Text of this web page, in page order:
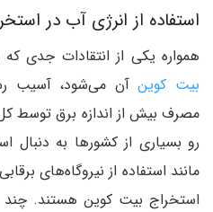
استفاده از انرژی آب در
همواره یکی از انتقادات جدی
بیت کوینآن می‌شود، آسیب
مصرف بیش از اندازه برق توسط
رو بسیاری از کشورها به دنبال
مانند استفاده از نیروگاه‌های
استخراج بیت کوین هستند.